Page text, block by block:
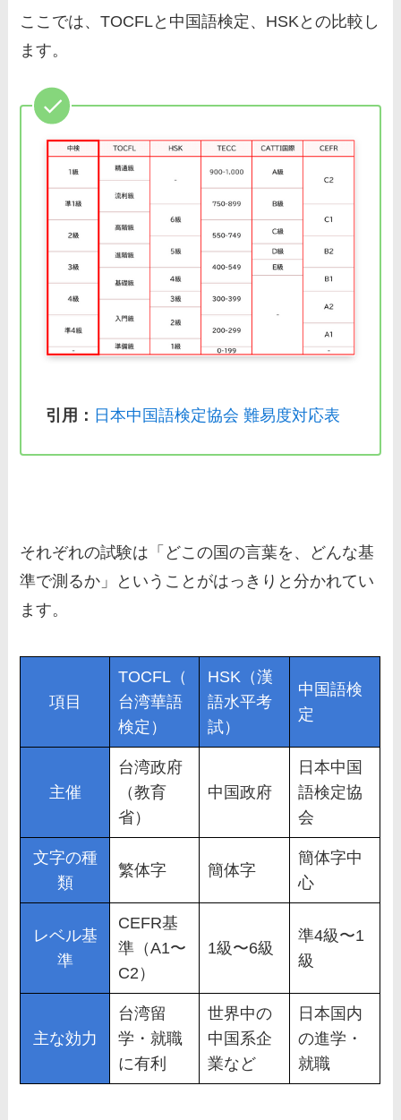
ここでは、TOCFLと中国語検定、HSKとの比較し
ます。
引用： 日本中国語検定協会 難易度対応表
それぞれの試験は「どこの国の言葉を、どんな基
準で測るか」ということがはっきりと分かれてい
ます。
項目
TOCFL（
台湾華語
検定）
HSK（漢
語水平考
試）
中国語検
定
主催
台湾政府
（教育
省）
中国政府
日本中国
語検定協
会
文字の種
類
繁体字 簡体字
簡体字中
心
レベル基
準
CEFR基
準（A1〜
C2）
1級〜6級
準4級〜1
級
主な効力
台湾留
学・就職
に有利
世界中の
中国系企
業など
日本国内
の進学・
就職